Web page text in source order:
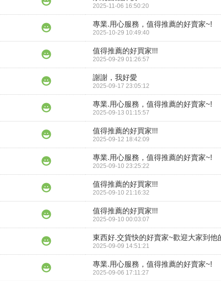
2025-11-06 16:50:20
專業.用心服務，值得推薦的好賣家~!
2025-10-29 10:49:40
值得推薦的好買家!!!
2025-09-29 01:26:57
謝謝，我好愛
2025-09-17 23:05:12
專業.用心服務，值得推薦的好賣家~!
2025-09-13 01:15:57
值得推薦的好買家!!!
2025-09-12 18:42:09
專業.用心服務，值得推薦的好賣家~!
2025-09-10 23:25:22
值得推薦的好買家!!!
2025-09-10 21:16:32
值得推薦的好買家!!!
2025-09-10 00:03:07
東西好.交貨快的好賣家~歡迎大家到他
2025-09-09 14:51:21
專業.用心服務，值得推薦的好賣家~!
2025-09-06 17:11:27